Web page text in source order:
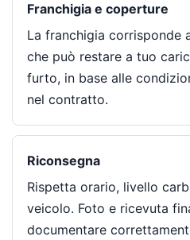
Franchigia e coperture
La franchigia corrisponde
che può restare a tuo
furto, in base alle
nel contratto.
Riconsegna
Rispetta orario, livello
veicolo. Foto e ricevuta
documentare